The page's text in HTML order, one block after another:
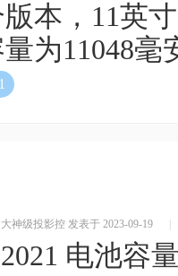
本，11英
为11048毫
大神级投影控 发表于 2023-09-19
电池容